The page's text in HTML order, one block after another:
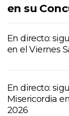
en su
En directo:
en el Viernes
En directo:
Misericordia
2026